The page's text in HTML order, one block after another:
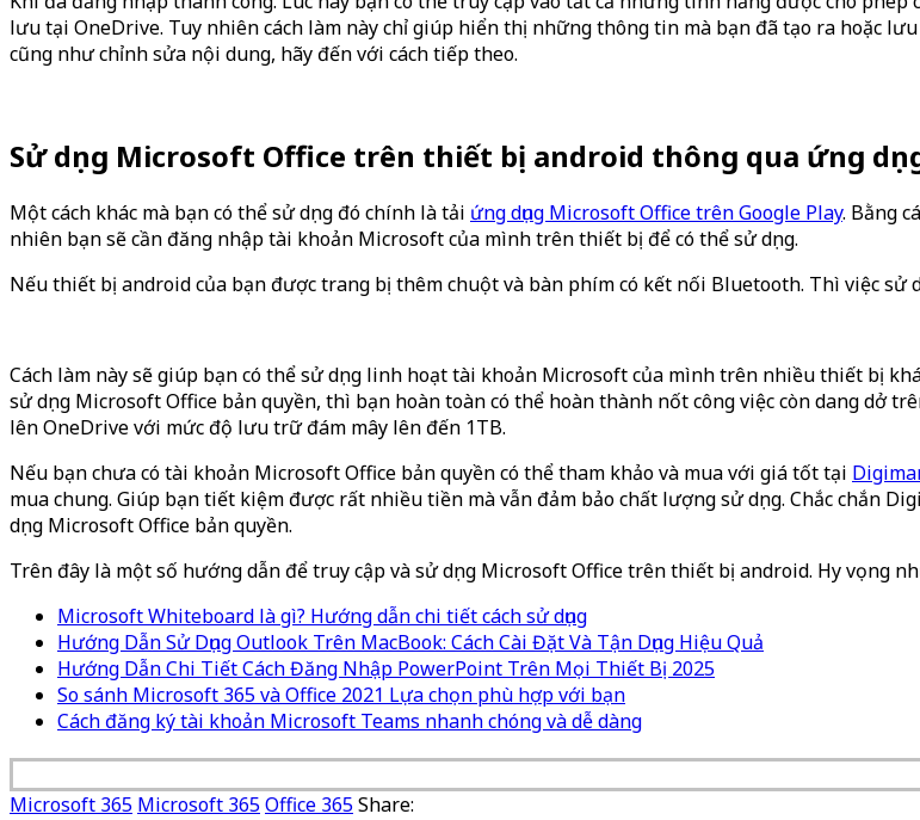
lưu tại OneDrive. Tuy nhiên cách làm này chỉ giúp hiển thị những thông tin mà bạn đã tạo ra hoặc
cũng như chỉnh sửa nội dung, hãy đến với cách tiếp theo.
Sử dụng Microsoft Office trên thiết bị android thông qua ứng
Một cách khác mà bạn có thể sử dụng đó chính là tải ứng dụng Microsoft Office trên Google Play. Bằng
nhiên bạn sẽ cần đăng nhập tài khoản Microsoft của mình trên thiết bị để có thể sử dụng.
Nếu thiết bị android của bạn được trang bị thêm chuột và bàn phím có kết nối Bluetooth. Thì việc sử
Cách làm này sẽ giúp bạn có thể sử dụng linh hoạt tài khoản Microsoft của mình trên nhiều thiết bị
sử dụng Microsoft Office bản quyền, thì bạn hoàn toàn có thể hoàn thành nốt công việc còn dang dở
lên OneDrive với mức độ lưu trữ đám mây lên đến 1TB.
Nếu bạn chưa có tài khoản Microsoft Office bản quyền có thể tham khảo và mua với giá tốt tại
mua chung. Giúp bạn tiết kiệm được rất nhiều tiền mà vẫn đảm bảo chất lượng sử dụng. Chắc chắn
dụng Microsoft Office bản quyền.
Trên đây là một số hướng dẫn để truy cập và sử dụng Microsoft Office trên thiết bị android. Hy vọng
Microsoft Whiteboard là gì? Hướng dẫn chi tiết cách sử dụng
Hướng Dẫn Sử Dụng Outlook Trên MacBook: Cách Cài Đặt Và Tận Dụng Hiệu Quả
Hướng Dẫn Chi Tiết Cách Đăng Nhập PowerPoint Trên Mọi Thiết Bị 2025
So sánh Microsoft 365 và Office 2021 Lựa chọn phù hợp với bạn
Cách đăng ký tài khoản Microsoft Teams nhanh chóng và dễ dàng
Microsoft 365 Microsoft 365Office 365Share: